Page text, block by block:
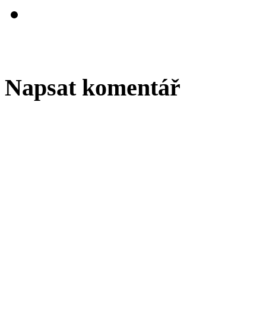
Napsat komentář